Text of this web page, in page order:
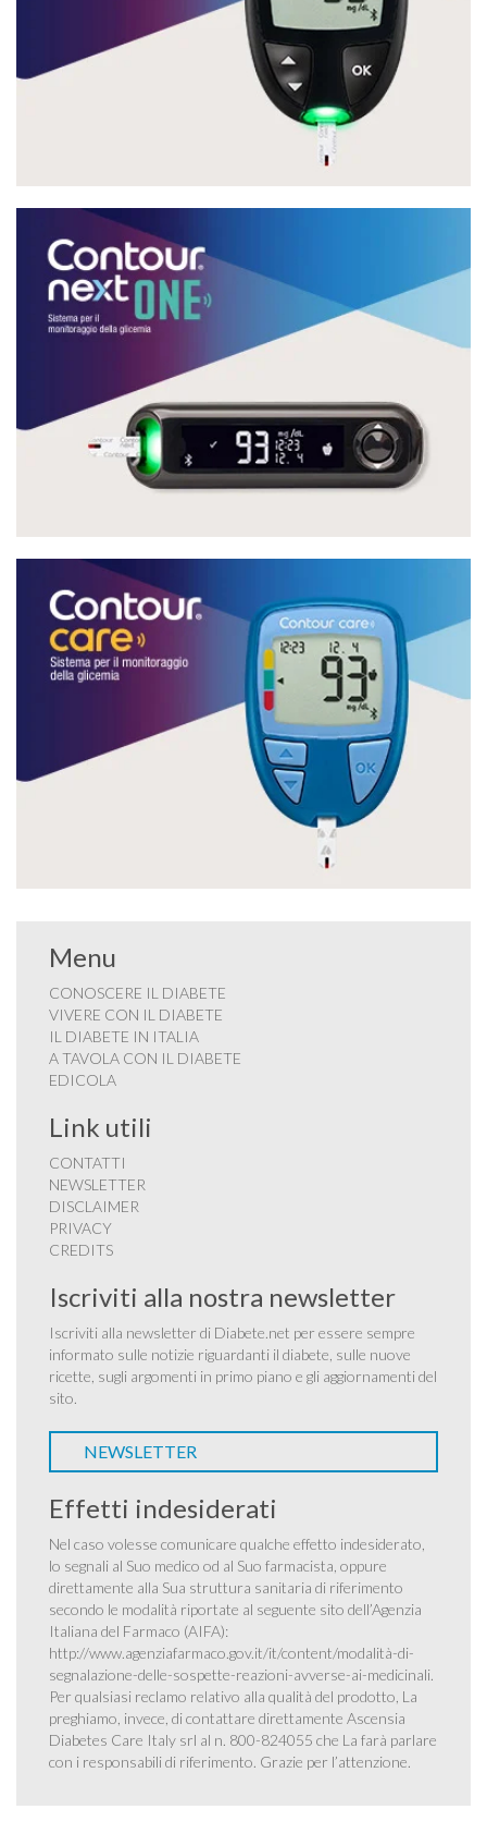
Menu
CONOSCERE IL DIABETE
VIVERE CON IL DIABETE
IL DIABETE IN ITALIA
A TAVOLA CON IL DIABETE
EDICOLA
Link utili
CONTATTI
NEWSLETTER
DISCLAIMER
PRIVACY
CREDITS
Iscriviti alla nostra newsletter
Iscriviti alla newsletter di Diabete.net per essere sempre
informato sulle notizie riguardanti il diabete, sulle nuove
ricette, sugli argomenti in primo piano e gli aggiornamenti del
sito.
NEWSLETTER
Effetti indesiderati
Nel caso volesse comunicare qualche effetto indesiderato,
lo segnali al Suo medico od al Suo farmacista, oppure
direttamente alla Sua struttura sanitaria di riferimento
secondo le modalità riportate al seguente sito dell’Agenzia
Italiana del Farmaco (AIFA):
http://www.agenziafarmaco.gov.it/it/content/modalità-di-
segnalazione-delle-sospette-reazioni-avverse-ai-medicinali.
Per qualsiasi reclamo relativo alla qualità del prodotto, La
preghiamo, invece, di contattare direttamente Ascensia
Diabetes Care Italy srl al n. 800-824055 che La farà parlare
con i responsabili di riferimento. Grazie per l’attenzione.